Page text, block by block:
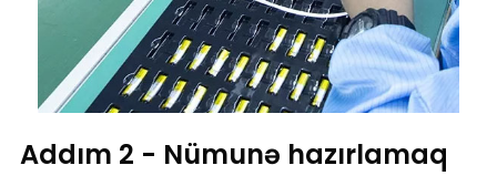
Addım 2 - Nümunə hazırlamaq